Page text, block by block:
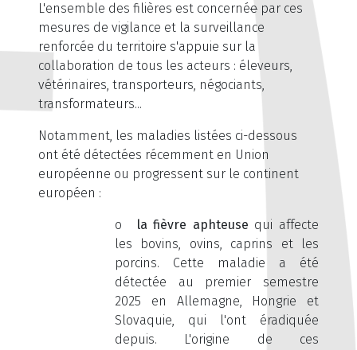
L'ensemble des filières est concernée par ces
mesures de vigilance et la surveillance
renforcée du territoire s'appuie sur la
collaboration de tous les acteurs : éleveurs,
vétérinaires, transporteurs, négociants,
transformateurs...
Notamment, les maladies listées ci-dessous
ont été détectées récemment en Union
européenne ou progressent sur le continent
européen :
o la fièvre aphteuse qui affecte
les bovins, ovins, caprins et les
porcins. Cette maladie a été
détectée au premier semestre
2025 en Allemagne, Hongrie et
Slovaquie, qui l'ont éradiquée
depuis. L'origine de ces